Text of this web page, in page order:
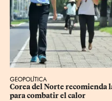
GEOPOLÍTICA
Corea del Norte recomienda
para combatir el calor